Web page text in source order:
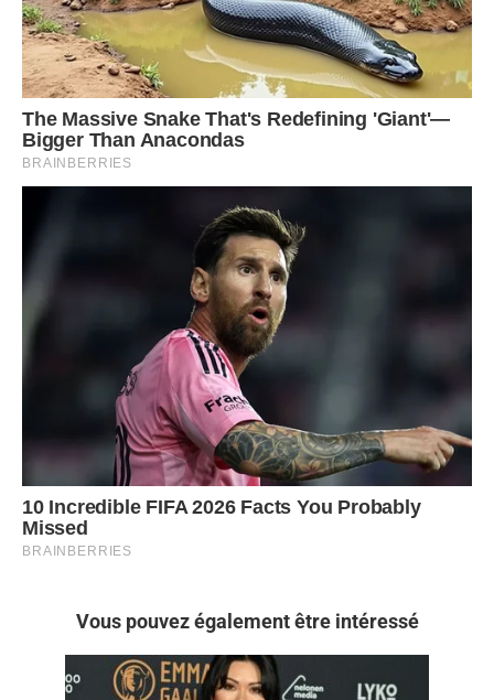
Vous pouvez également être intéressé